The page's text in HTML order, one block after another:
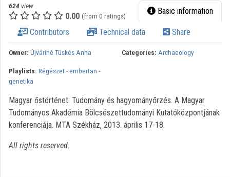
Categories
Organization playlists
Organizations
Contributors
624 view
0.00 (from 0 ratings) Basic information
Contributors Technical data Share
Owner: Újváriné Tüskés Anna Categories: Archaeology
Playlists: Régészet - embertan -
genetika
Magyar őstörténet: Tudomány és hagyományőrzés. A Magyar
Tudományos Akadémia Bölcsészettudományi Kutatóközpontjának
konferenciája. MTA Székház, 2013. április 17-18.
All rights reserved.